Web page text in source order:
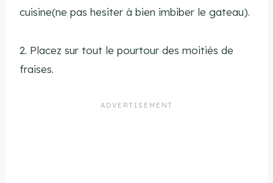
cuisine(ne pas hesiter à bien imbiber le gateau).
2. Placez sur tout le pourtour des moitiés de
fraises.